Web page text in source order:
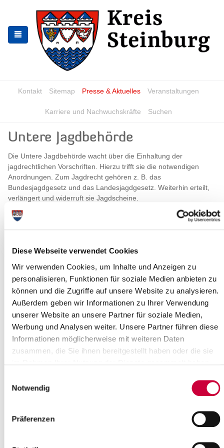
Diese Webseite verwendet Cookies
Wir verwenden Cookies, um Inhalte und Anzeigen zu
personalisieren, Funktionen für soziale Medien anbieten zu
können und die Zugriffe auf unsere Website zu analysieren.
Außerdem geben wir Informationen zu Ihrer Verwendung
unserer Website an unsere Partner für soziale Medien,
Werbung und Analysen weiter. Unsere Partner führen diese
Informationen möglicherweise mit weiteren Daten
zusammen, die Sie ihnen bereitgestellt haben oder die sie
Notwendig
Präferenzen
springen
springen
Kontakt Sitemap Presse & Aktuelles Veranstaltungen
Karriere und Nachwuchskräfte Suchen
Untere Jagdbehörde
Die Untere Jagdbehörde wacht über die Einhaltung der
jagdrechtlichen Vorschriften. Hierzu trifft sie die notwendigen
Anordnungen. Zum Jagdrecht gehören z. B. das
Bundesjagdgesetz und das Landesjagdgesetz. Weiterhin erteilt,
verlängert und widerruft sie Jagdscheine.
Zum Ausüben der Jagd ist das Ablegen der Jägerprüfung
Voraussetzung. Nähere Auskünfte hierzu gibt die untere
Vorbereitungslehrgänge für die Ablegung der Jägerprüfung bietet
dieKreisjägerschaft Steinburg
an.
Ausstellung und Verlängerung von Jagdscheinen
Für die Erstausstellung oder Verlängerung Ihres Jagdscheines
reichen Sie bitte per Post oder in den Hausbriefkasten am
Haupteingang des Kreisgebäudes Viktoriastr. 16 – 18, 25524
Itzehoe ein:
Den von Ihnen unterschriebenen Antragsvordruck
>>>KLICK<<<,
den von Ihnen beantragten Zeitraum (maximal 3 Jahre)
Kann Ihr alter Jagdschein nicht mehr verlängert werden (die Seite
5 ist bereits vollständig ausgefüllt), benötigen Sie zusätzlich noch